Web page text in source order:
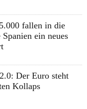
fallen in die
ein neues
Der Euro steht
Kollaps